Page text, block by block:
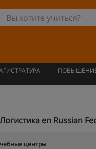
en Russian
центры